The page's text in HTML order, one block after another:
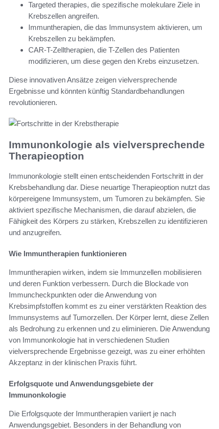
Targeted therapies, die spezifische molekulare Ziele in
Krebszellen angreifen.
Immuntherapien, die das Immunsystem aktivieren, um
Krebszellen zu bekämpfen.
CAR-T-Zelltherapien, die T-Zellen des Patienten
modifizieren, um diese gegen den Krebs einzusetzen.
Diese innovativen Ansätze zeigen vielversprechende
Ergebnisse und könnten künftig Standardbehandlungen
revolutionieren.
Immunonkologie als vielversprechende
Therapieoption
Immunonkologie stellt einen entscheidenden Fortschritt in der
Krebsbehandlung dar. Diese neuartige Therapieoption nutzt das
körpereigene Immunsystem, um Tumoren zu bekämpfen. Sie
aktiviert spezifische Mechanismen, die darauf abzielen, die
Fähigkeit des Körpers zu stärken, Krebszellen zu identifizieren
und anzugreifen.
Wie Immuntherapien funktionieren
Immuntherapien wirken, indem sie Immunzellen mobilisieren
und deren Funktion verbessern. Durch die Blockade von
Immuncheckpunkten oder die Anwendung von
Krebsimpfstoffen kommt es zu einer verstärkten Reaktion des
Immunsystems auf Tumorzellen. Der Körper lernt, diese Zellen
als Bedrohung zu erkennen und zu eliminieren. Die Anwendung
von Immunonkologie hat in verschiedenen Studien
vielversprechende Ergebnisse gezeigt, was zu einer erhöhten
Akzeptanz in der klinischen Praxis führt.
Erfolgsquote und Anwendungsgebiete der
Immunonkologie
Die Erfolgsquote der Immuntherapien variiert je nach
Anwendungsgebiet. Besonders in der Behandlung von